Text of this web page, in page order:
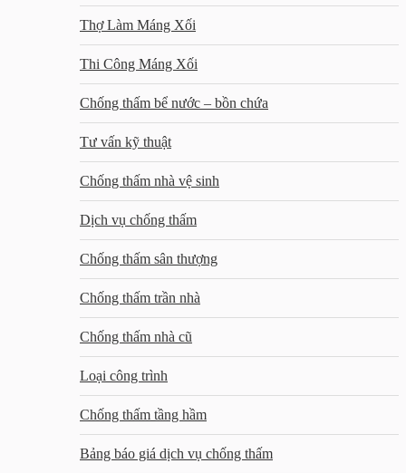
Thợ Làm Máng Xối
Thi Công Máng Xối
Chống thấm bể nước – bồn chứa
Tư vấn kỹ thuật
Chống thấm nhà vệ sinh
Dịch vụ chống thấm
Chống thấm sân thượng
Chống thấm trần nhà
Chống thấm nhà cũ
Loại công trình
Chống thấm tầng hầm
Bảng báo giá dịch vụ chống thấm